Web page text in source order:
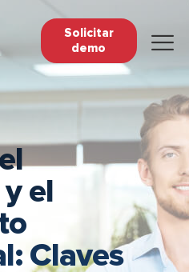
Solicitar
demo
el
Claves